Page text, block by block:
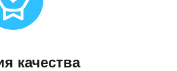
качества